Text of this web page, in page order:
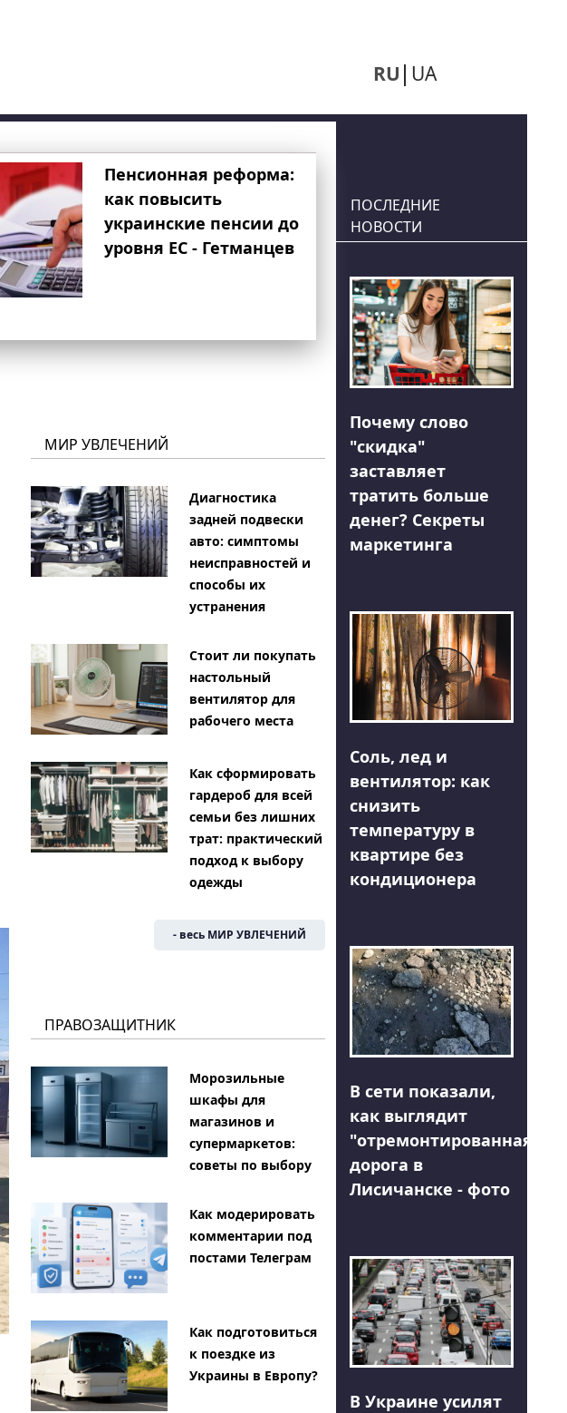
RU UA
Пенсионная реформа:
как повысить
украинские пенсии до
уровня ЕС - Гетманцев
МИР УВЛЕЧЕНИЙ
Диагностика
задней подвески
авто: симптомы
неисправностей и
способы их
устранения
Стоит ли покупать
настольный
вентилятор для
рабочего места
Как сформировать
гардероб для всей
семьи без лишних
трат: практический
подход к выбору
одежды
- весь МИР УВЛЕЧЕНИЙ
ПРАВОЗАЩИТНИК
Морозильные
шкафы для
магазинов и
супермаркетов:
советы по выбору
Как модерировать
комментарии под
постами Телеграм
Как подготовиться
к поездке из
Украины в Европу?
ПОСЛЕДНИЕ
НОВОСТИ
Почему слово
"скидка"
заставляет
тратить больше
денег? Секреты
маркетинга
Соль, лед и
вентилятор: как
снизить
температуру в
квартире без
кондиционера
В сети показали,
как выглядит
"отремонтированная"
дорога в
Лисичанске - фото
В Украине усилят